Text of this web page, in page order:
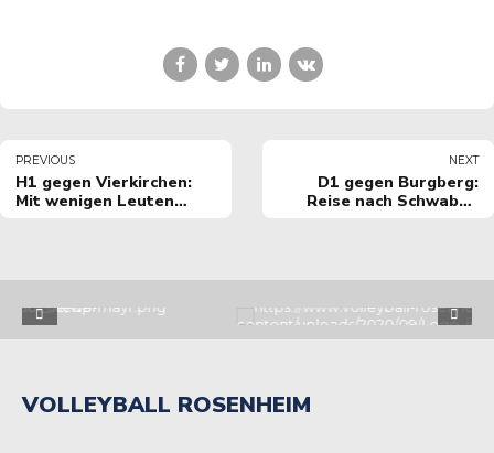
PREVIOUS
H1 gegen Vierkirchen:
Mit wenigen Leuten
NEXT
D1 gegen Burgberg:
Reise nach Schwaben
VOLLEYBALL ROSENHEIM